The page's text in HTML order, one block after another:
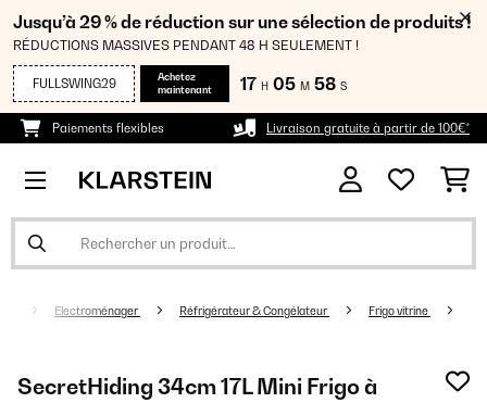
Jusqu’à 29 % de réduction sur une sélection de produits !
RÉDUCTIONS MASSIVES PENDANT 48 H SEULEMENT !
FULLSWING29
Achetez
maintenant
17 H 05 M 58 S
Paiements flexibles Livraison gratuite à partir de 100€*
Electroménager Réfrigérateur & Congélateur Frigo vitrine
SecretHiding 34cm 17L Mini Frigo à